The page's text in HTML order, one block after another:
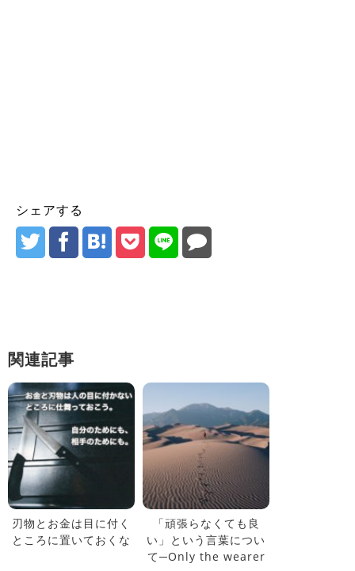
シェアする
関連記事
刃物とお金は目に付く
ところに置いておくな
「頑張らなくても良
い」という言葉につい
て─Only the wearer